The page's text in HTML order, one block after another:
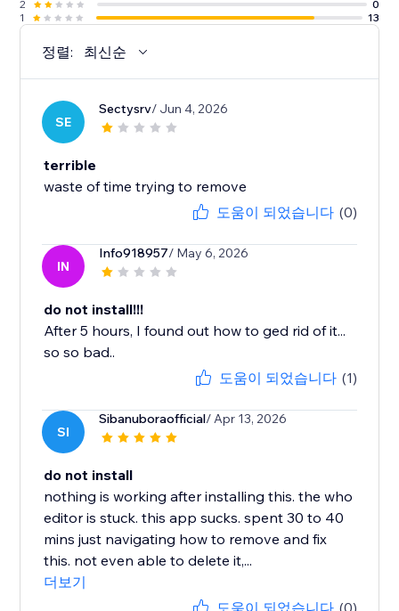
2
0
1
13
정렬: 최신순
SE
Sectysrv/ Jun 4, 2026
terrible
waste of time trying to remove
도움이 되었습니다 (0)
IN
Info918957/ May 6, 2026
do not install!!!
After 5 hours, I found out how to ged rid of it...
so so bad..
도움이 되었습니다 (1)
SI
Sibanuboraofficial/ Apr 13, 2026
do not install
nothing is working after installing this. the who
editor is stuck. this app sucks. spent 30 to 40
mins just navigating how to remove and fix
this. not even able to delete it,...
더보기